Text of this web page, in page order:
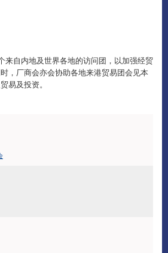
来自内地及世界各地的访问团，以加强经贸
，厂商会亦会协助各地来港贸易团会见本
易及投资。